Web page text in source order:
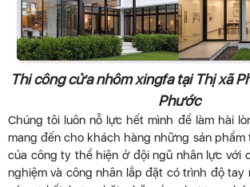
Thi công cửa nhôm xingfa tại Thị xã
Phước
Chúng tôi luôn nỗ lực hết mình để làm hài
mang đến cho khách hàng những sản phẩm
của công ty thể hiện ở đội ngũ nhân lực với
nghiệm và công nhân lắp đặt có trình độ tay